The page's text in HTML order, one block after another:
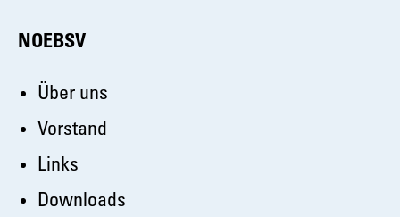
NOEBSV
Über uns
Vorstand
Links
Downloads